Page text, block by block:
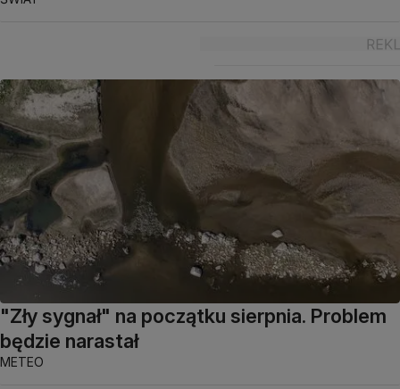
"Zły sygnał" na początku sierpnia. Problem
będzie narastał
METEO